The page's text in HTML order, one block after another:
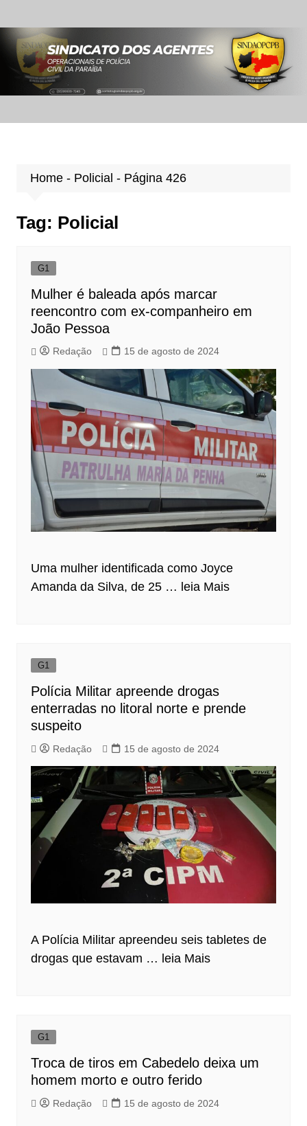
para
conteúdo
Home- Policial - Página 426
Tag: Policial
G1
Mulher é baleada após marcar
reencontro com ex-companheiro em
João Pessoa
Redação 15 de agosto de 2024
Uma mulher identificada como Joyce
Amanda da Silva, de 25 … leia Mais
G1
Polícia Militar apreende drogas
enterradas no litoral norte e prende
suspeito
Redação 15 de agosto de 2024
A Polícia Militar apreendeu seis tabletes de
drogas que estavam … leia Mais
G1
Troca de tiros em Cabedelo deixa um
homem morto e outro ferido
Redação 15 de agosto de 2024